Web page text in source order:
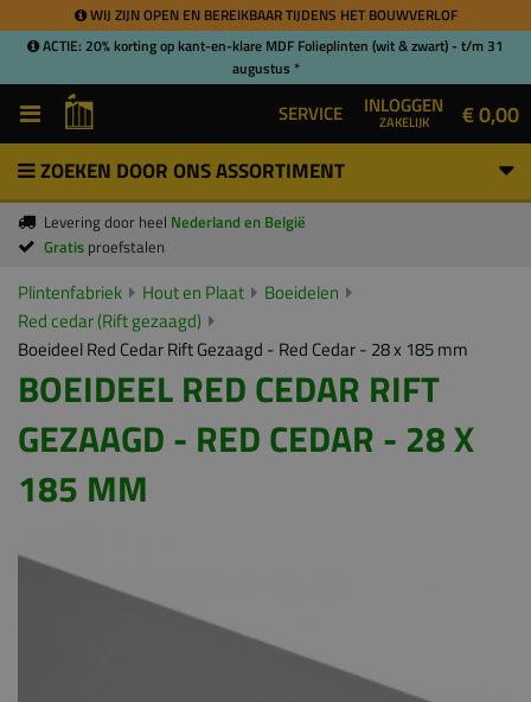
WIJ ZIJN OPEN EN BEREIKBAAR TIJDENS HET BOUWVERLOF
ACTIE: 20% korting op kant-en-klare MDF Folieplinten (wit & zwart) - t/m 31
augustus *
SERVICE INLOGGEN
ZAKELIJK € 0,00
ZOEKEN DOOR ONS ASSORTIMENT
Levering door heel Nederland en België
Gratis proefstalen
Plintenfabriek Hout en Plaat
Boeidelen
Red cedar (Rift gezaagd)
Boeideel Red Cedar Rift Gezaagd - Red Cedar - 28 x 185 mm
BOEIDEEL RED CEDAR RIFT
GEZAAGD - RED CEDAR - 28 X
185 MM